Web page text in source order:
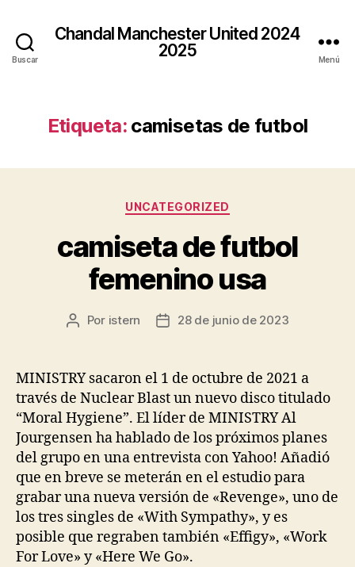
Buscar
Chandal Manchester United 2024
2025
Menú
Etiqueta: camisetas de futbol
Categorías
UNCATEGORIZED
camiseta de futbol
femenino usa
Autor
entrada
Por istern
Fecha
entrada
28 de junio de 2023
MINISTRY sacaron el 1 de octubre de 2021 a
través de Nuclear Blast un nuevo disco titulado
“Moral Hygiene”. El líder de MINISTRY Al
Jourgensen ha hablado de los próximos planes
del grupo en una entrevista con Yahoo! Añadió
que en breve se meterán en el estudio para
grabar una nueva versión de «Revenge», uno de
los tres singles de «With Sympathy», y es
posible que regraben también «Effigy», «Work
For Love» y «Here We Go».